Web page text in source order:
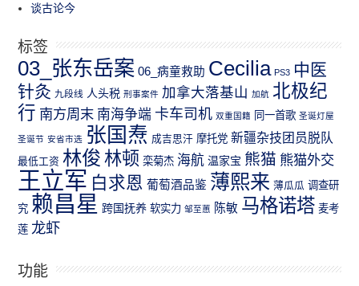
谈古论今
标签
03_张东岳案 06_病童救助 Cecilia PS3 中医
针灸 九段线 人头税 刑事案件 加拿大落基山 加航 北极纪
行 南方周末 南海争端 卡车司机 双重国籍 同一首歌 圣诞灯屋
圣诞节 安省市选 张国焘 成吉思汗 摩托党 新疆杂技团员脱队
最低工资 林俊 林顿 栾菊杰 海航 温家宝 熊猫 熊猫外交
王立军 白求恩 葡萄酒品鉴 薄熙来 薄瓜瓜 调查研
究 赖昌星 跨国抚养 软实力 邹至蕙 陈敏 马格诺塔 麦考
莲 龙虾
功能